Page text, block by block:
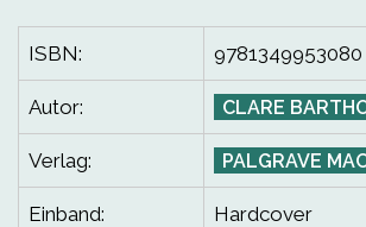
ISBN: 9781349953080
Autor: CLARE
Verlag: PALGRAVE
Einband: Hardcover